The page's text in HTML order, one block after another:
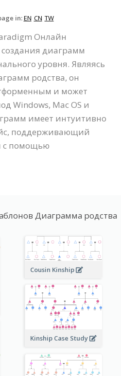
in:EN CN TW
Онлайн
диаграмм
уровня. Являясь
родства, он
и может
Windows, Mac OS и
имеет интуитивно
поддерживающий
с помощью
Диаграмма родства
Cousin Kinship
Kinship Case Study